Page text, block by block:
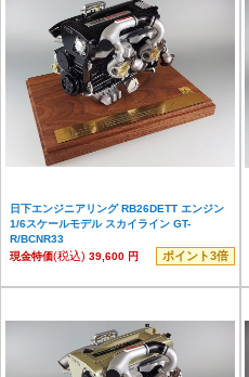
日下エンジニアリング RB26DETT エンジン
1/6スケールモデル スカイライン GT-
R/BCNR33
現金特価(税込) 39,600 円 ポイント3倍